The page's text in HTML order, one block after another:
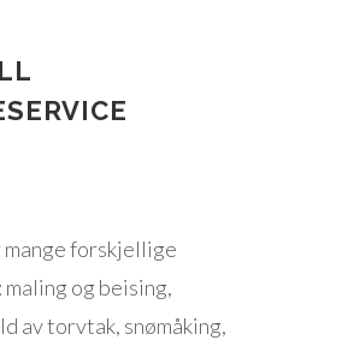
forskjellige
og beising,
av torvtak, snømåking,